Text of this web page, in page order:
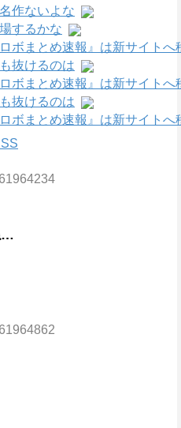
作ないよな
するかな
ボまとめ速報』は新サイトへ
抜けるのは
ボまとめ速報』は新サイトへ
抜けるのは
ボまとめ速報』は新サイトへ
…